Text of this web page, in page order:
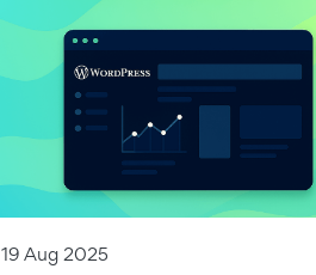
19 Aug 2025